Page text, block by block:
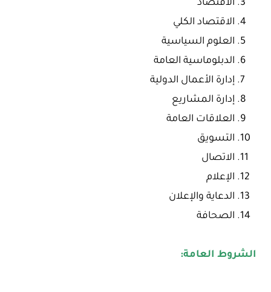
الاقتصاد
الاقتصاد الكلي
العلوم السياسية
الدبلوماسية العامة
إدارة الأعمال الدولية
إدارة المشاريع
العلاقات العامة
التسويق
الاتصال
الإعلام
الدعاية والإعلان
الصحافة
الشروط العامة: